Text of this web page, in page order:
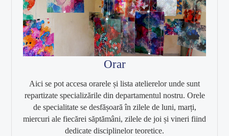
Corp profesoral
Conducerea departamentului
Comisii
Alegeri academice
PROGRAME DE STUDIU
Orar
Aici se pot accesa orarele și lista atelierelor unde sunt
repartizate specializările din departamentul nostru. Orele
de specialitate se desfășoară în zilele de luni, marți,
miercuri ale fiecărei săptămâni, zilele de joi și vineri fiind
dedicate disciplinelor teoretice.